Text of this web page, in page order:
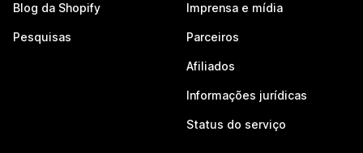
Blog da Shopify
Pesquisas
Imprensa e mídia
Parceiros
Afiliados
Informações jurídicas
Status do serviço